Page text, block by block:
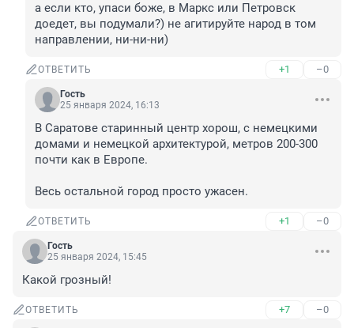
а если кто, упаси боже, в Маркс или Петровск
доедет, вы подумали?) не агитируйте народ в том
направлении, ни-ни-ни)
ОТВЕТИТЬ +1 –0
Гость
25 января 2024, 16:13
В Саратове старинный центр хорош, с немецкими
домами и немецкой архитектурой, метров 200-300
почти как в Европе.
Весь остальной город просто ужасен.
ОТВЕТИТЬ +1 –0
Гость
25 января 2024, 15:45
Какой грозный!
ОТВЕТИТЬ +7 –0